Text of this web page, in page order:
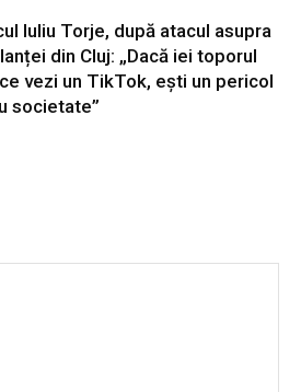
Iuliu Torje, după atacul asupra
din Cluj: „Dacă iei toporul
vezi un TikTok, ești un pericol
societate”